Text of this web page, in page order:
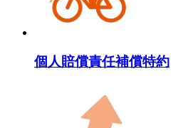
個人賠償責任補償特約